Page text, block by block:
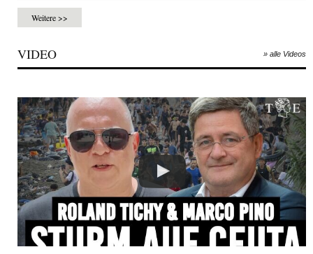
Weitere >>
VIDEO » alle Videos